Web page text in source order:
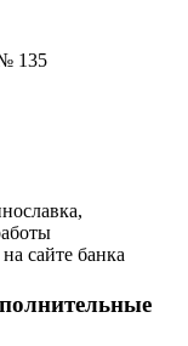
135
сайте банка